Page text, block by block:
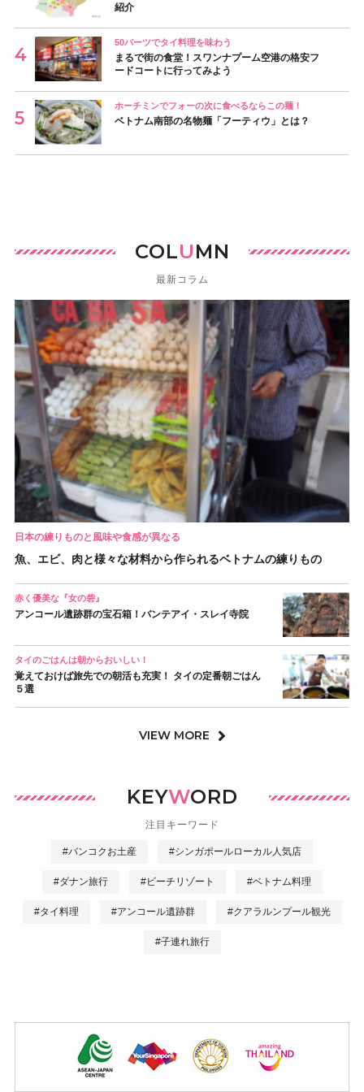
紹介
50バーツでタイ料理を味わう
まるで街の食堂！スワンナプーム空港の格安フ
ードコートに行ってみよう
ホーチミンでフォーの次に食べるならこの麺！
ベトナム南部の名物麺「フーティウ」とは？
COLUMN
最新コラム
日本の練りものと風味や食感が異なる
魚、エビ、肉と様々な材料から作られるベトナムの練りもの
赤く優美な『女の砦』
アンコール遺跡群の宝石箱！バンテアイ・スレイ寺院
タイのごはんは朝からおいしい！
覚えておけば旅先での朝活も充実！ タイの定番朝ごはん
５選
VIEW MORE
KEYWORD
注目キーワード
#バンコクお土産 #シンガポールローカル人気店
#ダナン旅行 #ビーチリゾート #ベトナム料理
#タイ料理 #アンコール遺跡群 #クアラルンプール観光
#子連れ旅行